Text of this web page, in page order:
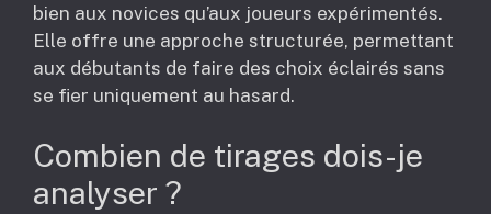
bien aux novices qu’aux joueurs expérimentés.
Elle offre une approche structurée, permettant
aux débutants de faire des choix éclairés sans
se fier uniquement au hasard.
Combien de tirages dois-je
analyser ?